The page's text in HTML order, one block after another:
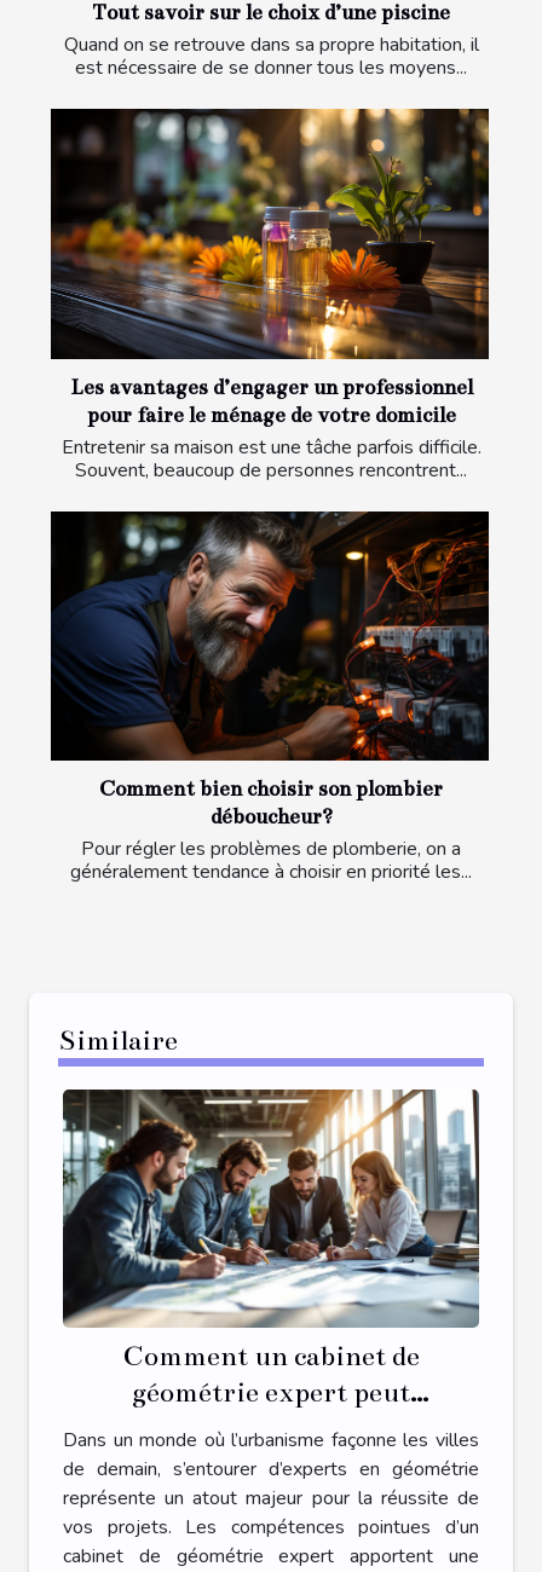
Tout savoir sur le choix d’une piscine
Quand on se retrouve dans sa propre habitation, il
est nécessaire de se donner tous les moyens...
Les avantages d’engager un professionnel
pour faire le ménage de votre domicile
Entretenir sa maison est une tâche parfois difficile.
Souvent, beaucoup de personnes rencontrent...
Comment bien choisir son plombier
déboucheur?
Pour régler les problèmes de plomberie, on a
généralement tendance à choisir en priorité les...
Similaire
Comment un cabinet de
géométrie expert peut
transformer votre projet
d'urbanisme ?
Dans un monde où l’urbanisme façonne les villes
de demain, s’entourer d’experts en géométrie
représente un atout majeur pour la réussite de
vos projets. Les compétences pointues d’un
cabinet de géométrie expert apportent une